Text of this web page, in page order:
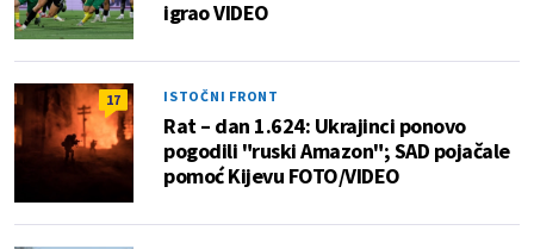
igrao VIDEO
17 ISTOČNI FRONT
Rat – dan 1.624: Ukrajinci ponovo
pogodili "ruski Amazon"; SAD pojačale
pomoć Kijevu FOTO/VIDEO